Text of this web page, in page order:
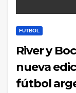
FUTBOL
River y
nueva
fútbol